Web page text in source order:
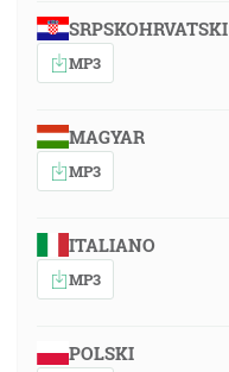
SRPSKOHRVATSKI
MP3
MAGYAR
MP3
ITALIANO
MP3
POLSKI